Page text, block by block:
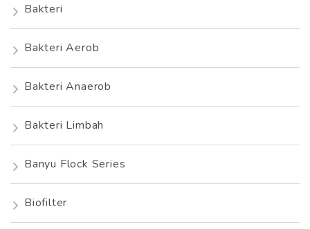
Bakteri
Bakteri Aerob
Bakteri Anaerob
Bakteri Limbah
Banyu Flock Series
Biofilter